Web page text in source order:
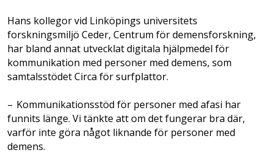
Hans kollegor vid Linköpings universitets
forskningsmiljö Ceder, Centrum för demensforskning,
har bland annat utvecklat digitala hjälpmedel för
kommunikation med personer med demens, som
samtalsstödet Circa för surfplattor.
– Kommunikationsstöd för personer med afasi har
funnits länge. Vi tänkte att om det fungerar bra där,
varför inte göra något liknande för personer med
demens.